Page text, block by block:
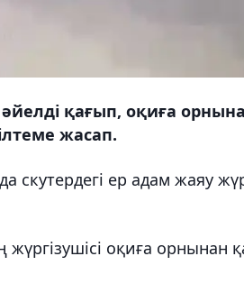
әйелді қағып, оқиға
жасап.
ер адам жаяу
жүргізушісі оқиға орнынан